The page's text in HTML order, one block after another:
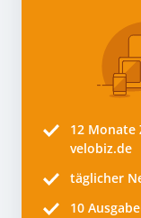
12 Monate
velobiz.de
täglicher
10